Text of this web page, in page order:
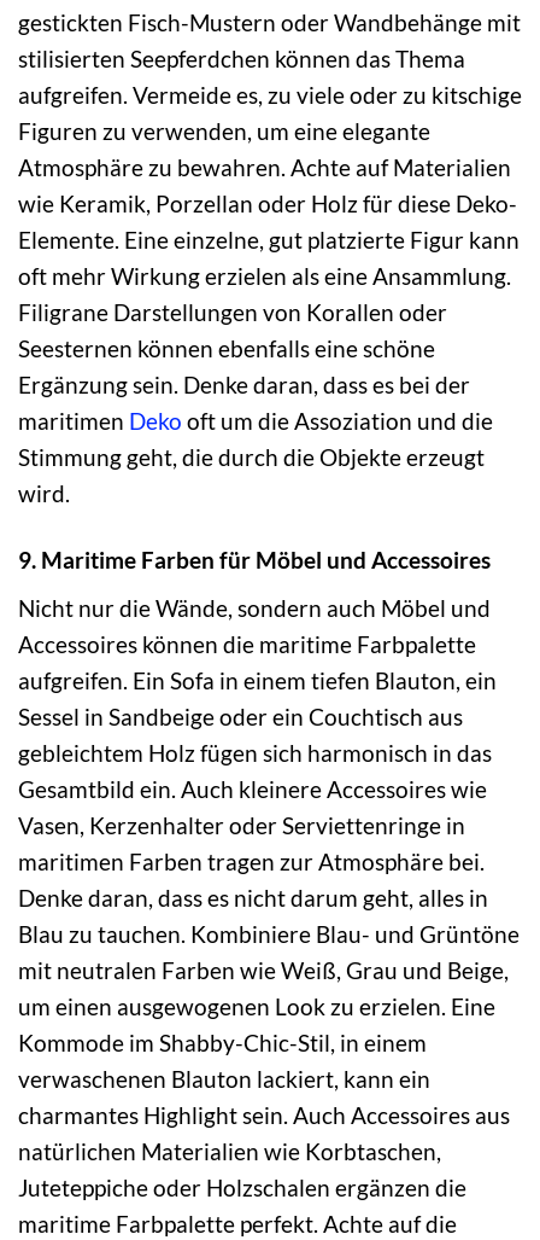
gestickten Fisch-Mustern oder Wandbehänge mit
stilisierten Seepferdchen können das Thema
aufgreifen. Vermeide es, zu viele oder zu kitschige
Figuren zu verwenden, um eine elegante
Atmosphäre zu bewahren. Achte auf Materialien
wie Keramik, Porzellan oder Holz für diese Deko-
Elemente. Eine einzelne, gut platzierte Figur kann
oft mehr Wirkung erzielen als eine Ansammlung.
Filigrane Darstellungen von Korallen oder
Seesternen können ebenfalls eine schöne
Ergänzung sein. Denke daran, dass es bei der
maritimen Deko oft um die Assoziation und die
Stimmung geht, die durch die Objekte erzeugt
wird.
9. Maritime Farben für Möbel und Accessoires
Nicht nur die Wände, sondern auch Möbel und
Accessoires können die maritime Farbpalette
aufgreifen. Ein Sofa in einem tiefen Blauton, ein
Sessel in Sandbeige oder ein Couchtisch aus
gebleichtem Holz fügen sich harmonisch in das
Gesamtbild ein. Auch kleinere Accessoires wie
Vasen, Kerzenhalter oder Serviettenringe in
maritimen Farben tragen zur Atmosphäre bei.
Denke daran, dass es nicht darum geht, alles in
Blau zu tauchen. Kombiniere Blau- und Grüntöne
mit neutralen Farben wie Weiß, Grau und Beige,
um einen ausgewogenen Look zu erzielen. Eine
Kommode im Shabby-Chic-Stil, in einem
verwaschenen Blauton lackiert, kann ein
charmantes Highlight sein. Auch Accessoires aus
natürlichen Materialien wie Korbtaschen,
Juteteppiche oder Holzschalen ergänzen die
maritime Farbpalette perfekt. Achte auf die